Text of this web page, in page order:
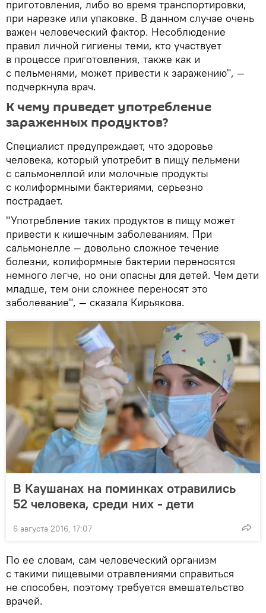
приготовления, либо во время транспортировки,
при нарезке или упаковке. В данном случае очень
важен человеческий фактор. Несоблюдение
правил личной гигиены теми, кто участвует
в процессе приготовления, также как и
с пельменями, может привести к заражению", —
подчеркнула врач.
К чему приведет употребление
зараженных продуктов?
Специалист предупреждает, что здоровье
человека, который употребит в пищу пельмени
с сальмонеллой или молочные продукты
с колиформными бактериями, серьезно
пострадает.
"Употребление таких продуктов в пищу может
привести к кишечным заболеваниям. При
сальмонелле — довольно сложное течение
болезни, колиформные бактерии переносятся
немного легче, но они опасны для детей. Чем дети
младше, тем они сложнее переносят это
заболевание", — сказала Кирьякова.
В Каушанах на поминках отравились
52 человека, среди них - дети
6 августа 2016, 17:07
По ее словам, сам человеческий организм
с такими пищевыми отравлениями справиться
не способен, поэтому требуется вмешательство
врачей.